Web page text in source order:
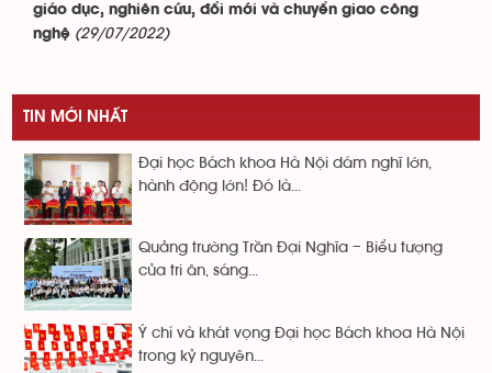
giáo dục, nghiên cứu, đổi mới và chuyển giao công
nghệ (29/07/2022)
TIN MỚI NHẤT
Đại học Bách khoa Hà Nội dám nghĩ lớn,
hành động lớn! Đó là...
Quảng trường Trần Đại Nghĩa – Biểu tượng
của tri ân, sáng...
Ý chí và khát vọng Đại học Bách khoa Hà Nội
trong kỷ nguyên...